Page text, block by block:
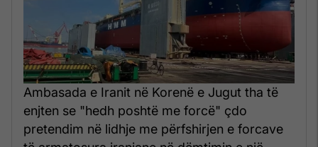
Ambasada e Iranit në Korenë e Jugut tha të
enjten se "hedh poshtë me forcë" çdo
pretendim në lidhje me përfshirjen e forcave